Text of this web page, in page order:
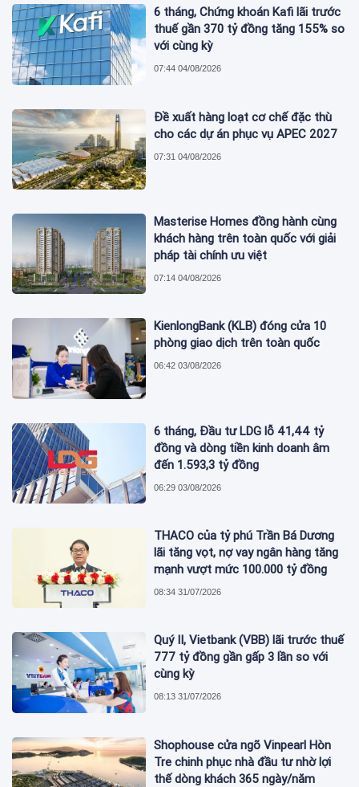
6 tháng, Chứng khoán Kafi lãi trước
thuế gần 370 tỷ đồng tăng 155% so
với cùng kỳ
07:44 04/08/2026
Đề xuất hàng loạt cơ chế đặc thù
cho các dự án phục vụ APEC 2027
07:31 04/08/2026
Masterise Homes đồng hành cùng
khách hàng trên toàn quốc với giải
pháp tài chính ưu việt
07:14 04/08/2026
KienlongBank (KLB) đóng cửa 10
phòng giao dịch trên toàn quốc
06:42 03/08/2026
6 tháng, Đầu tư LDG lỗ 41,44 tỷ
đồng và dòng tiền kinh doanh âm
đến 1.593,3 tỷ đồng
06:29 03/08/2026
THACO của tỷ phú Trần Bá Dương
lãi tăng vọt, nợ vay ngân hàng tăng
mạnh vượt mức 100.000 tỷ đồng
08:34 31/07/2026
Quý II, Vietbank (VBB) lãi trước thuế
777 tỷ đồng gần gấp 3 lần so với
cùng kỳ
08:13 31/07/2026
Shophouse cửa ngõ Vinpearl Hòn
Tre chinh phục nhà đầu tư nhờ lợi
thế dòng khách 365 ngày/năm